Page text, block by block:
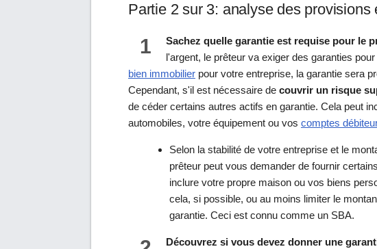
Partie 2 sur 3: analyse des provisions
1 Sachez quelle garantie est requise pour le
l'argent, le prêteur va exiger des garanties
bien immobilier pour votre entreprise, la garantie sera
Cependant, s'il est nécessaire de couvrir un risque
de céder certains autres actifs en garantie. Cela peut
automobiles, votre équipement ou vos comptes
Selon la stabilité de votre entreprise et le
prêteur peut vous demander de fournir
inclure votre propre maison ou vos biens
cela, si possible, ou au moins limiter le
garantie. Ceci est connu comme un SBA.
Découvrez si vous devez donner une